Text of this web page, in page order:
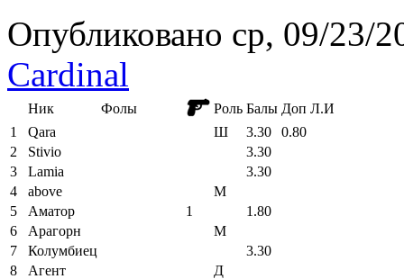
Опубликовано ср, 09/23/
Cardinal
Ник Фолы Роль Балы Доп Л.И
1
Qara Ш 3.30
0.80
2
Stivio
3.30
3
Lamia
3.30
4
above
М
5
Аматор 1
1.80
6
Арагорн
М
7
Колумбиец
3.30
8
Агент
Д